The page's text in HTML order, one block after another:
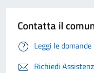
Contatta il
Leggi le
Richiedi